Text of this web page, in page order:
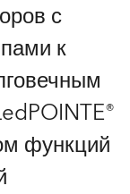
с
к
функций